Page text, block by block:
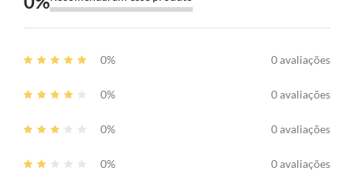
0% 0 avaliações
0% 0 avaliações
0% 0 avaliações
0% 0 avaliações